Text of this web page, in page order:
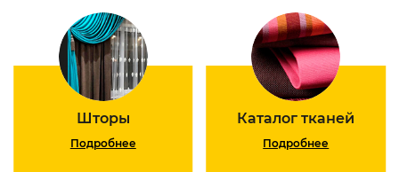
Шторы
Подробнее
Каталог тканей
Подробнее